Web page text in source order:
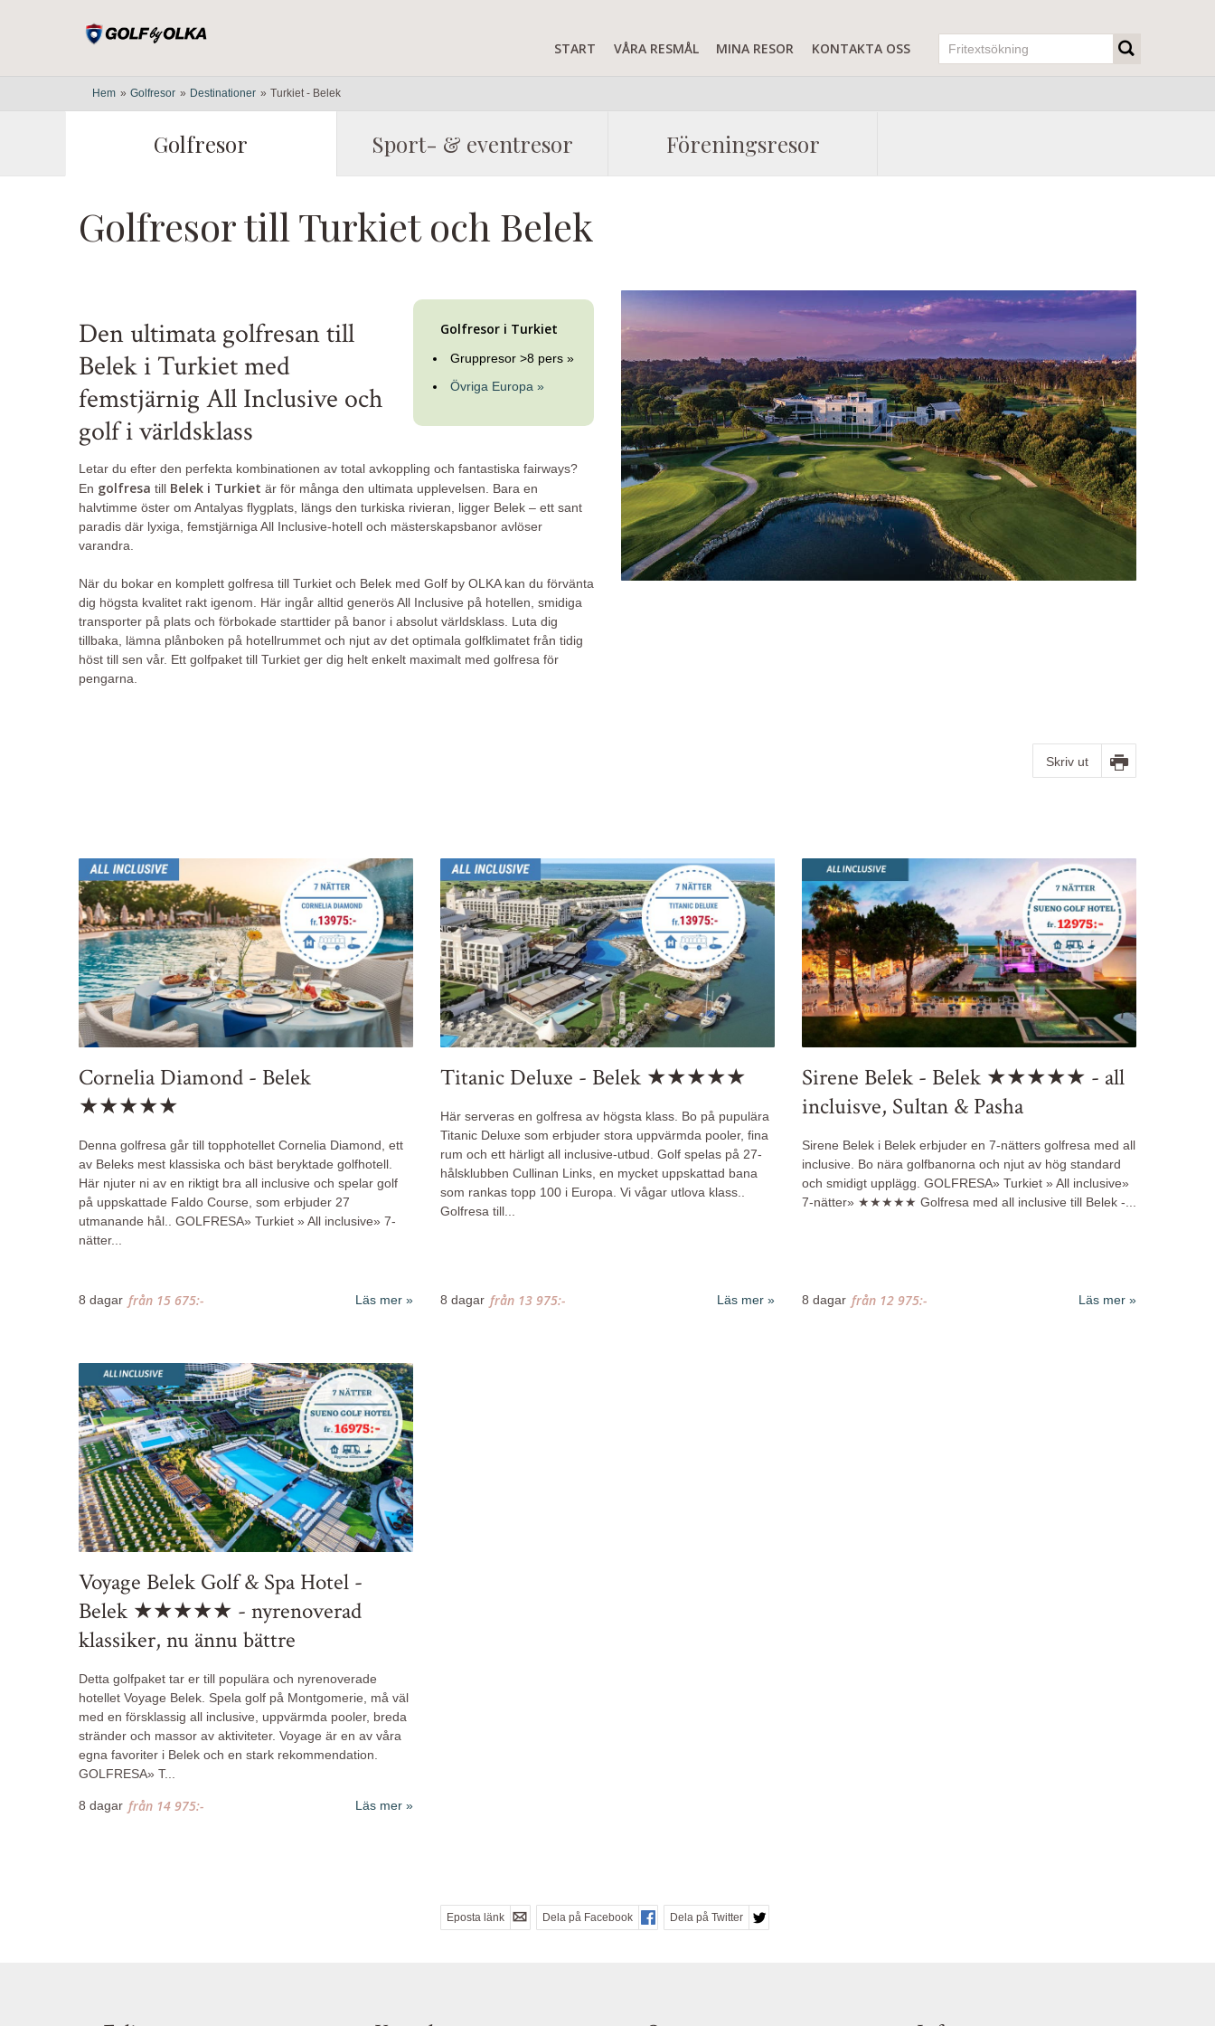
START VÅRA RESMÅL MINA RESOR KONTAKTA OSS
Hem » Golfresor » Destinationer » Turkiet - Belek
Golfresor Sport- & eventresor Föreningsresor
Golfresor till Turkiet och Belek
Golfresor i Turkiet
Gruppresor >8 pers »
Övriga Europa »
Den ultimata golfresan till
Belek i Turkiet med
femstjärnig All Inclusive och
golf i världsklass
Letar du efter den perfekta kombinationen av total avkoppling och fantastiska fairways?
En golfresa till Belek i Turkiet är för många den ultimata upplevelsen. Bara en
halvtimme öster om Antalyas flygplats, längs den turkiska rivieran, ligger Belek – ett sant
paradis där lyxiga, femstjärniga All Inclusive-hotell och mästerskapsbanor avlöser
varandra.
När du bokar en komplett golfresa till Turkiet och Belek med Golf by OLKA kan du förvänta
dig högsta kvalitet rakt igenom. Här ingår alltid generös All Inclusive på hotellen, smidiga
transporter på plats och förbokade starttider på banor i absolut världsklass. Luta dig
tillbaka, lämna plånboken på hotellrummet och njut av det optimala golfklimatet från tidig
höst till sen vår. Ett golfpaket till Turkiet ger dig helt enkelt maximalt med golfresa för
pengarna.
Skriv ut
Cornelia Diamond - Belek
★★★★★
Denna golfresa går till topphotellet Cornelia Diamond, ett
av Beleks mest klassiska och bäst beryktade golfhotell.
Här njuter ni av en riktigt bra all inclusive och spelar golf
på uppskattade Faldo Course, som erbjuder 27
utmanande hål.. GOLFRESA» Turkiet » All inclusive» 7-
nätter...
8 dagar från 15 675:- Läs mer
Titanic Deluxe - Belek ★★★★★
Här serveras en golfresa av högsta klass. Bo på pupulära
Titanic Deluxe som erbjuder stora uppvärmda pooler, fina
rum och ett härligt all inclusive-utbud. Golf spelas på 27-
hålsklubben Cullinan Links, en mycket uppskattad bana
som rankas topp 100 i Europa. Vi vågar utlova klass..
Golfresa till...
8 dagar från 13 975:- Läs mer
Sirene Belek - Belek ★★★★★ - all
incluisve, Sultan & Pasha
Sirene Belek i Belek erbjuder en 7-nätters golfresa med all
inclusive. Bo nära golfbanorna och njut av hög standard
och smidigt upplägg. GOLFRESA» Turkiet » All inclusive»
7-nätter» ★★★★★ Golfresa med all inclusive till Belek -
8 dagar från 12 975:- Läs mer
Voyage Belek Golf & Spa Hotel -
Belek ★★★★★ - nyrenoverad
klassiker, nu ännu bättre
Detta golfpaket tar er till populära och nyrenoverade
hotellet Voyage Belek. Spela golf på Montgomerie, må väl
med en försklassig all inclusive, uppvärmda pooler, breda
stränder och massor av aktiviteter. Voyage är en av våra
egna favoriter i Belek och en stark rekommendation.
GOLFRESA» T...
8 dagar från 14 975:- Läs mer
Eposta länk Dela på Facebook Dela på Twitter